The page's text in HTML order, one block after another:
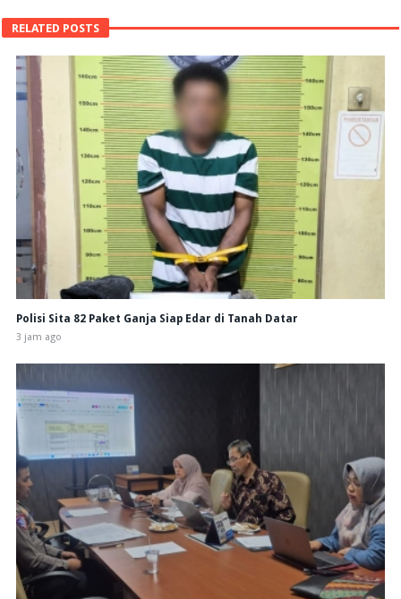
RELATED POSTS
Polisi Sita 82 Paket Ganja Siap Edar di Tanah Datar
3 jam ago